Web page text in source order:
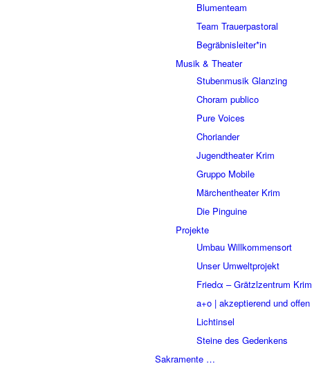
Blumenteam
Team Trauerpastoral
Begräbnisleiter*in
Musik & Theater
Stubenmusik Glanzing
Choram publico
Pure Voices
Choriander
Jugendtheater Krim
Gruppo Mobile
Märchentheater Krim
Die Pinguine
Projekte
Umbau Willkommensort
Unser Umweltprojekt
Friedα – Grätzlzentrum Krim
a+o | akzeptierend und offen
Lichtinsel
Steine des Gedenkens
Sakramente …